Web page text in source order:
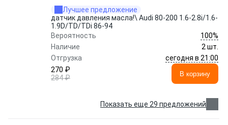
Лучшее предложение
датчик давления масла!\ Audi 80-200 1.6-2.8i/1.6-
1.9D/TD/TDi 86-94
Вероятность
100%
Наличие
2 шт.
Отгрузка
сегодня в 21:00
270 ₽
284 ₽
В корзину
Показать еще 29 предложений